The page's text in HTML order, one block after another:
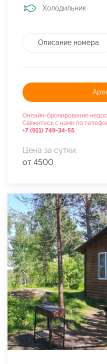
Холодильник
Описание номера
Онлайн-бронирование
Свяжитесь с нами по
+7 (911) 749-34-55
Цена за сутки:
от 4500